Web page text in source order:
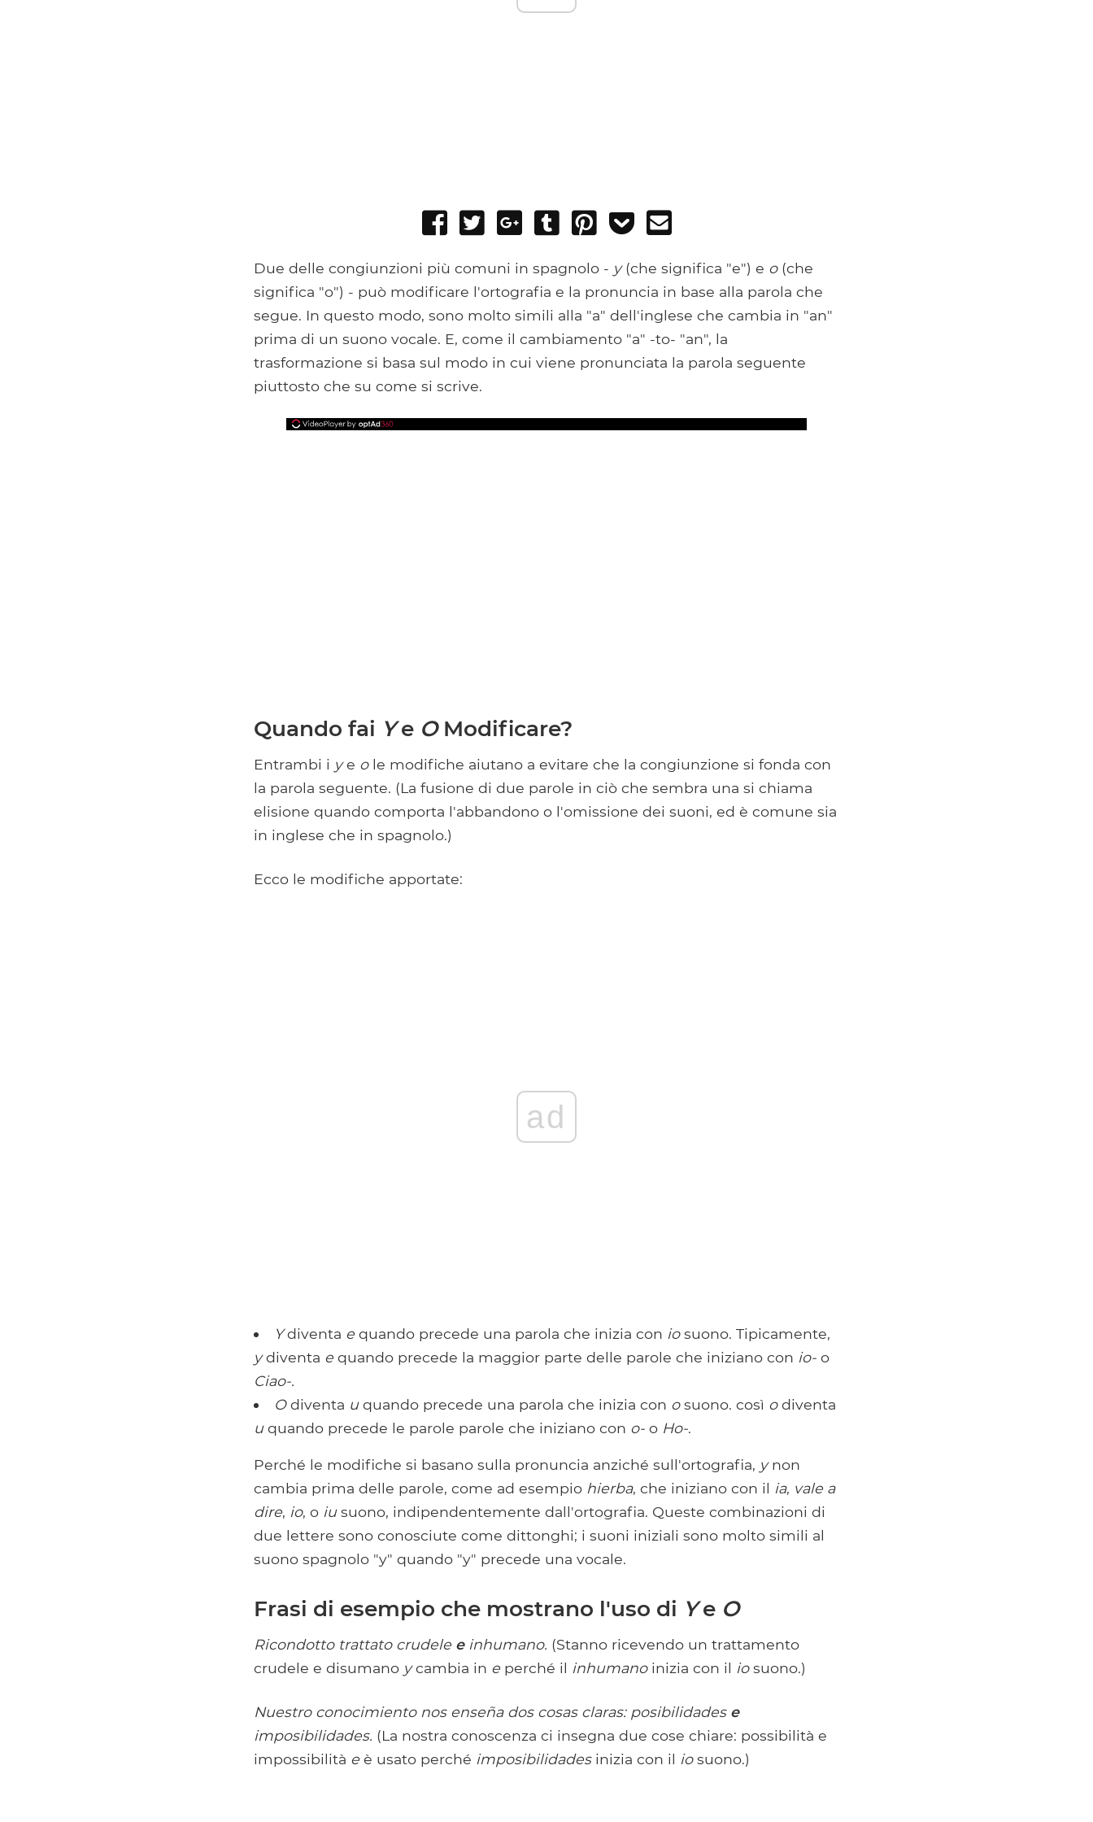
Share
Facebook
Tweet
Share
Google+
Post
Tumblr
Pin
Add
Pocket
Due delle congiunzioni più comuni in spagnolo - y(che significa "e") e o(che
significa "o") - può modificare l'ortografia e la pronuncia in base alla parola che
segue. In questo modo, sono molto simili alla "a" dell'inglese che cambia in "an"
prima di un suono vocale. E, come il cambiamento "a" -to- "an", la
trasformazione si basa sul modo in cui viene pronunciata la parola seguente
piuttosto che su come si scrive.
Quando fai Ye OModificare?
Entrambi i ye ole modifiche aiutano a evitare che la congiunzione si fonda con
la parola seguente. (La fusione di due parole in ciò che sembra una si chiama
elisione quando comporta l'abbandono o l'omissione dei suoni, ed è comune sia
in inglese che in spagnolo.)
Ecco le modifiche apportate:
ad
Ydiventa equando precede una parola che inizia con iosuono. Tipicamente,
ydiventa e quando precede la maggior parte delle parole che iniziano con io- o
Ciao-.
Odiventa uquando precede una parola che inizia con osuono. così odiventa
uquando precede le parole parole che iniziano con o- o Ho-.
Perché le modifiche si basano sulla pronuncia anziché sull'ortografia, ynon
cambia prima delle parole, come ad esempio hierba, che iniziano con il ia, vale a
dire, io, o iusuono, indipendentemente dall'ortografia. Queste combinazioni di
due lettere sono conosciute come dittonghi; i suoni iniziali sono molto simili al
suono spagnolo "y" quando "y" precede una vocale.
Frasi di esempio che mostrano l'uso di Ye O
Ricondotto trattato crudele einhumano. (Stanno ricevendo un trattamento
crudele e disumano ycambia in e perché il inhumanoinizia con il iosuono.)
Nuestro conocimiento nos enseña dos cosas claras: posibilidades e
imposibilidades. (La nostra conoscenza ci insegna due cose chiare: possibilità e
impossibilità e è usato perché imposibilidadesinizia con il iosuono.)